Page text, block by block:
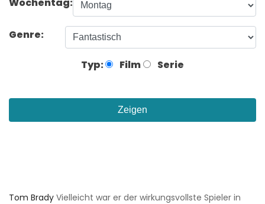
Genre:
Typ: Film Serie
Zeigen
Tom Brady Vielleicht war er der wirkungsvollste Spieler in